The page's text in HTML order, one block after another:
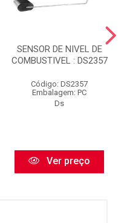
SENSOR DE NIVEL DE
COMBUSTIVEL : DS2357
Código: DS2357
Embalagem: PC
Ds
Ver preço